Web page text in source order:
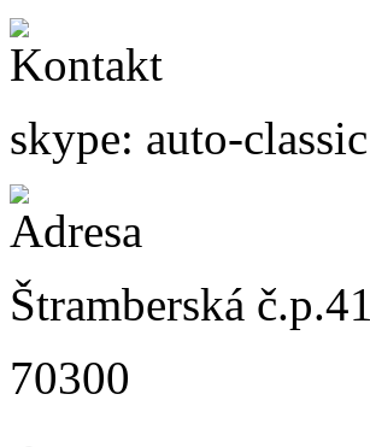
skype: auto-classic
Štramberská č.p.41
70300